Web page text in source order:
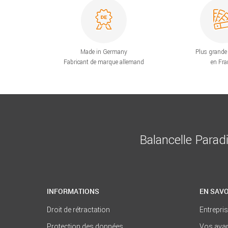
Made in Germany
Fabricant de marque allemand
Plus
en
Balancelle
INFORMATIONS
Droit de rétractation
EN